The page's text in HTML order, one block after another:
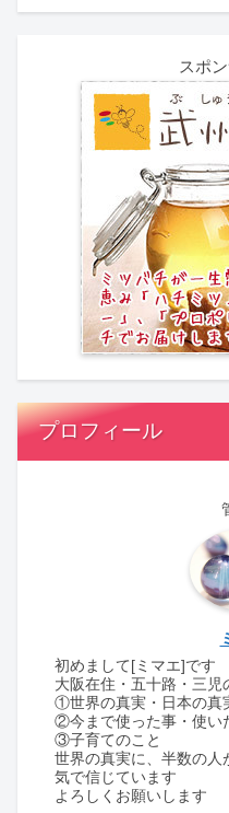
スポ
プロフィール
初めまして[ミマエ]です
大阪在住・五十路・三児
①世界の真実・日本の真
②今まで使った事・使い
③子育てのこと
世界の真実に、半数の人
気で信じています
よろしくお願いします